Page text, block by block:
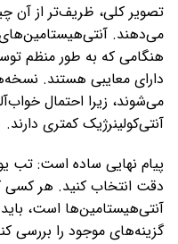
تصویر کلی، ظریف‌تر از آن
می‌دهند.
هنگامی که به طور منظم
دارای معایبی هستند.
می‌شوند، زیرا احتمال
آنتی‌کولینرژیک کمتری دارند.
پیام نهایی ساده است: تب
دقت انتخاب کنید. هر
آنتی‌هیستامین‌ها است،
گزینه‌های موجود را بررسی